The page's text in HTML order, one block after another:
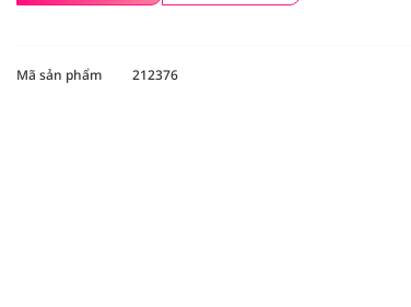
Mã sản phẩm 212376